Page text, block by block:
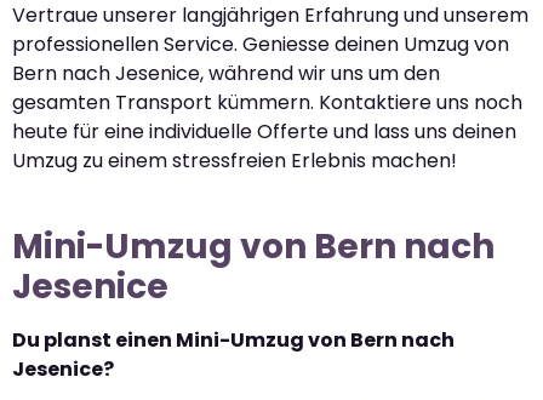
Vertraue unserer langjährigen Erfahrung und unserem
professionellen Service. Geniesse deinen Umzug von
Bern nach Jesenice, während wir uns um den
gesamten Transport kümmern. Kontaktiere uns noch
heute für eine individuelle Offerte und lass uns deinen
Umzug zu einem stressfreien Erlebnis machen!
Mini-Umzug von Bern nach
Jesenice
Du planst einen Mini-Umzug von Bern nach
Jesenice?